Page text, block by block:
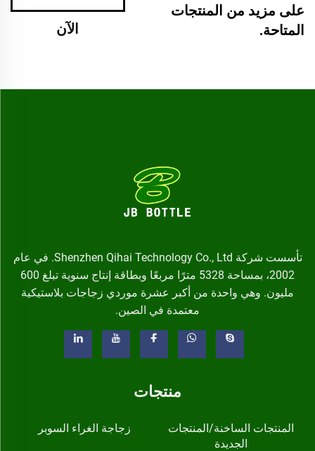
على مزيد من المنتجات
المتاحة.
الآن
تأسست شركة Shenzhen Qihai Technology Co., Ltd. في عام
2002، بمساحة 5328 مترًا مربعًا وبطاقة إنتاج سنوية تبلغ 600
مليون. وهي واحدة من أكبر عشرة موردي زجاجات بلاستيكية
معتمدة في الصين.
منتجات
المنتجات الساخنة/المنتجات
الجديدة
زجاجة الغراء السوبر